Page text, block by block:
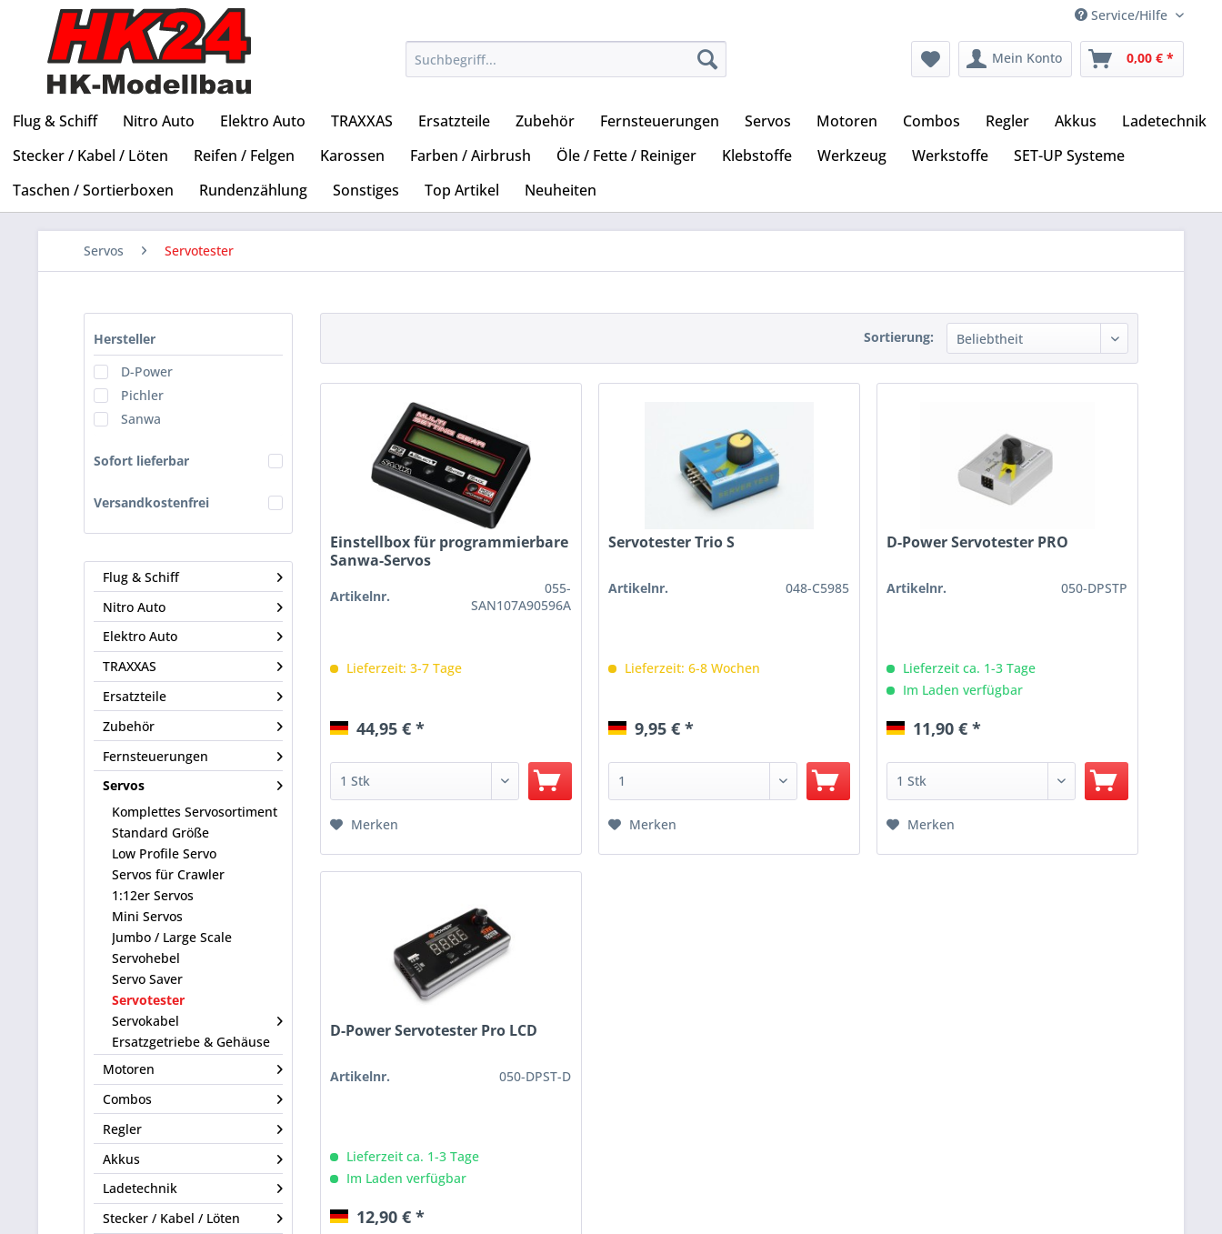
Service/Hilfe
Mein Konto 0,00 € *
Flug & Schiff Nitro Auto Elektro Auto TRAXXAS Ersatzteile Zubehör Fernsteuerungen Servos Motoren Combos Regler Akkus
Ladetechnik
Stecker / Kabel / Löten
Reifen / Felgen Karossen Farben / Airbrush Öle / Fette / Reiniger Klebstoffe Werkzeug Werkstoffe
SET-UP Systeme
Taschen / Sortierboxen
Rundenzählung Sonstiges Top Artikel Neuheiten
Servos Servotester
Hersteller
D-Power
Pichler
Sanwa
Sofort lieferbar
Versandkostenfrei
Flug & Schiff
Nitro Auto
Elektro Auto
TRAXXAS
Ersatzteile
Zubehör
Fernsteuerungen
Servos
Komplettes Servosortiment
Standard Größe
Low Profile Servo
Servos für Crawler
1:12er Servos
Mini Servos
Jumbo / Large Scale
Servohebel
Servo Saver
Servotester
Servokabel
Ersatzgetriebe & Gehäuse
Motoren
Combos
Regler
Akkus
Ladetechnik
Stecker / Kabel / Löten
Sortierung:
Einstellbox für programmierbare
Sanwa-Servos
Artikelnr.
055-
SAN107A90596A
Lieferzeit: 3-7 Tage
44,95 € *
Merken
Servotester Trio S
Artikelnr. 048-C5985
Lieferzeit: 6-8 Wochen
9,95 € *
Merken
D-Power Servotester PRO
Artikelnr. 050-DPSTP
Lieferzeit ca. 1-3 Tage
Im Laden verfügbar
11,90 € *
Merken
D-Power Servotester Pro LCD
Artikelnr. 050-DPST-D
Lieferzeit ca. 1-3 Tage
Im Laden verfügbar
12,90 € *